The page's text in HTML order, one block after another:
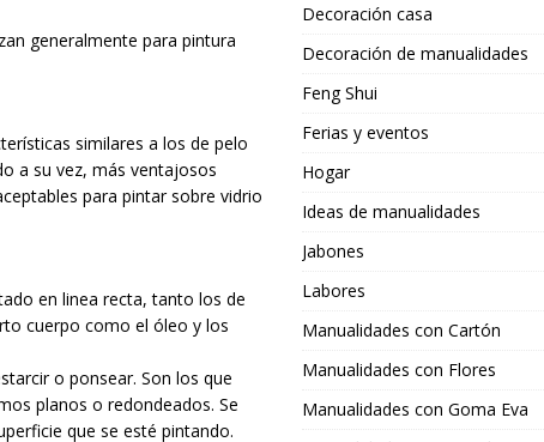
generalmente para pintura
similares a los de pelo
a su vez, más ventajosos
para pintar sobre vidrio
en linea recta, tanto los de
cuerpo como el óleo y los
o ponsear. Son los que
planos o redondeados. Se
que se esté pintando.
Decoración casa
Decoración de manualidades
Feng Shui
Ferias y eventos
Hogar
Ideas de manualidades
Jabones
Labores
Manualidades con Cartón
Manualidades con Flores
Manualidades con Goma Eva